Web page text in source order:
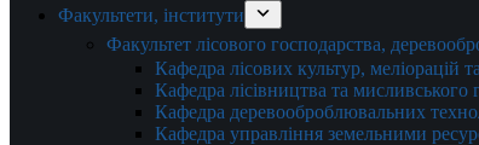
Факультети, інститути
Факультет лісового господарства,
Кафедра лісових культур, меліорацій
Кафедра лісівництва та мисливського
Кафедра деревооброблювальних
Кафедра управління земельними